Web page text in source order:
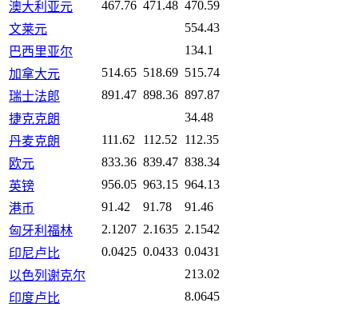
澳大利亚元 467.76 471.48 470.59
文莱元
554.43
巴西里亚尔
134.1
加拿大元
514.65 518.69 515.74
瑞士法郎
891.47 898.36 897.87
捷克克朗
34.48
丹麦克朗
111.62 112.52
112.35
欧元
833.36 839.47 838.34
英镑
956.05 963.15 964.13
港币
91.42 91.78
91.46
匈牙利福林
2.1207 2.1635 2.1542
印尼卢比
0.0425 0.0433 0.0431
以色列谢克尔
213.02
印度卢比
8.0645